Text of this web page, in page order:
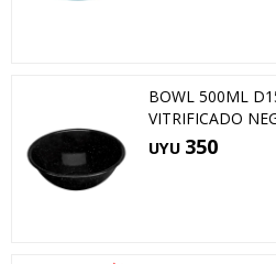
BOWL 500ML
VITRIFICADO
UYU 350